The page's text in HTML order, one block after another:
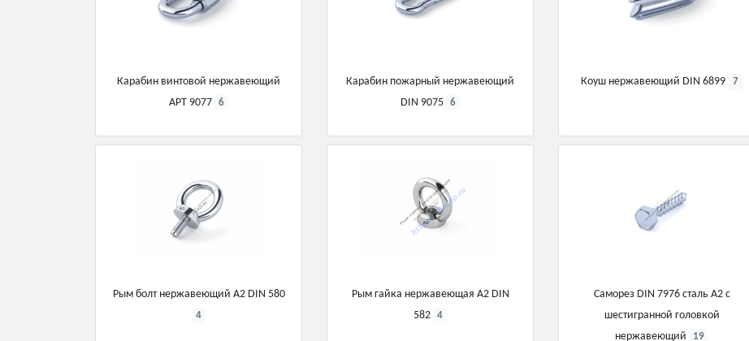
Карабин винтовой нержавеющий
АРТ 9077
6
Карабин пожарный нержавеющий
DIN 9075
6
Коуш нержавеющий DIN 6899 7
Рым болт нержавеющий А2 DIN 580
4
Рым гайка нержавеющая А2 DIN
582
4
Саморез DIN 7976 сталь А2 c
шестигранной головкой
нержавеющий
19